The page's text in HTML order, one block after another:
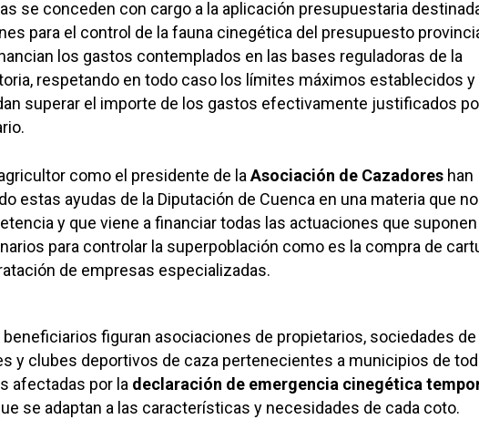
se conceden con cargo a la aplicación presupuestaria
para el control de la fauna cinegética del presupuesto
los gastos contemplados en las bases reguladoras de la
respetando en todo caso los límites máximos establecidos y
superar el importe de los gastos efectivamente justificados
como el presidente de la Asociación de Cazadores han
estas ayudas de la Diputación de Cuenca en una materia que
y que viene a financiar todas las actuaciones que
para controlar la superpoblación como es la compra de
de empresas especializadas.
beneficiarios figuran asociaciones de propietarios, sociedades de
y clubes deportivos de caza pertenecientes a municipios de
afectadas por la declaración de emergencia cinegética
se adaptan a las características y necesidades de cada coto.